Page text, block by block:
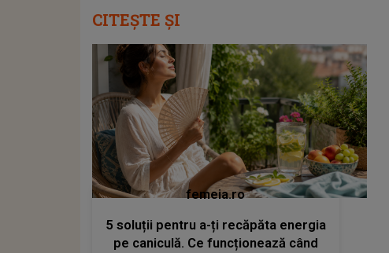
CITEȘTE ȘI
femeia.ro
5 soluții pentru a-ți recăpăta energia
pe caniculă. Ce funcționează când